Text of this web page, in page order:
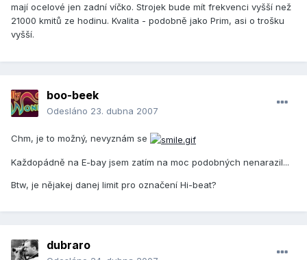
mají ocelové jen zadní víčko. Strojek bude mít frekvenci vyšší než
21000 kmitů ze hodinu. Kvalita - podobně jako Prim, asi o trošku
vyšší.
boo-beek
Odesláno 23. dubna 2007
Chm, je to možný, nevyznám se
Každopádně na E-bay jsem zatím na moc podobných nenarazil...
Btw, je nějakej danej limit pro označení Hi-beat?
dubraro